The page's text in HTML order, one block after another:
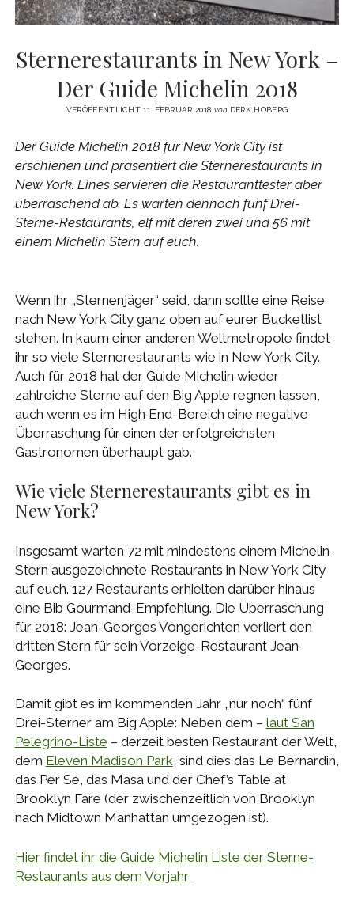
Sternerestaurants in New York –
Der Guide Michelin 2018
VERÖFFENTLICHT 11. FEBRUAR 2018 von DERK HOBERG
Der Guide Michelin 2018 für New York City ist
erschienen und präsentiert die Sternerestaurants in
New York. Eines servieren die Restauranttester aber
überraschend ab. Es warten dennoch fünf Drei-
Sterne-Restaurants, elf mit deren zwei und 56 mit
einem Michelin Stern auf euch.
Wenn ihr „Sternenjäger“ seid, dann sollte eine Reise
nach New York City ganz oben auf eurer Bucketlist
stehen. In kaum einer anderen Weltmetropole findet
ihr so viele Sternerestaurants wie in New York City.
Auch für 2018 hat der Guide Michelin wieder
zahlreiche Sterne auf den Big Apple regnen lassen,
auch wenn es im High End-Bereich eine negative
Überraschung für einen der erfolgreichsten
Gastronomen überhaupt gab.
Wie viele Sternerestaurants gibt es in
New York?
Insgesamt warten 72 mit mindestens einem Michelin-
Stern ausgezeichnete Restaurants in New York City
auf euch. 127 Restaurants erhielten darüber hinaus
eine Bib Gourmand-Empfehlung. Die Überraschung
für 2018: Jean-Georges Vongerichten verliert den
dritten Stern für sein Vorzeige-Restaurant Jean-
Georges.
Damit gibt es im kommenden Jahr „nur noch“ fünf
Drei-Sterner am Big Apple: Neben dem – laut San
Pelegrino-Liste – derzeit besten Restaurant der Welt,
dem Eleven Madison Park, sind dies das Le Bernardin,
das Per Se, das Masa und der Chef’s Table at
Brooklyn Fare (der zwischenzeitlich von Brooklyn
nach Midtown Manhattan umgezogen ist).
Hier findet ihr die Guide Michelin Liste der Sterne-
Restaurants aus dem Vorjahr